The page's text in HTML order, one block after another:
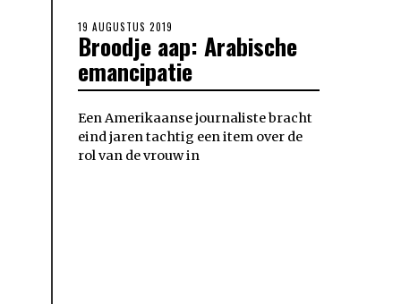
POSTED
ON
19 AUGUSTUS 2019
Broodje aap: Arabische
emancipatie
Een Amerikaanse journaliste bracht
eind jaren tachtig een item over de
rol van de vrouw in